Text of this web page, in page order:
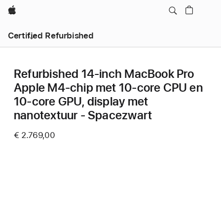
Apple
Certified Refurbished
Refurbished 14‑inch MacBook Pro
Apple M4-chip met 10‑core CPU en
10‑core GPU, display met
nanotextuur - Spacezwart
€ 2.769,00